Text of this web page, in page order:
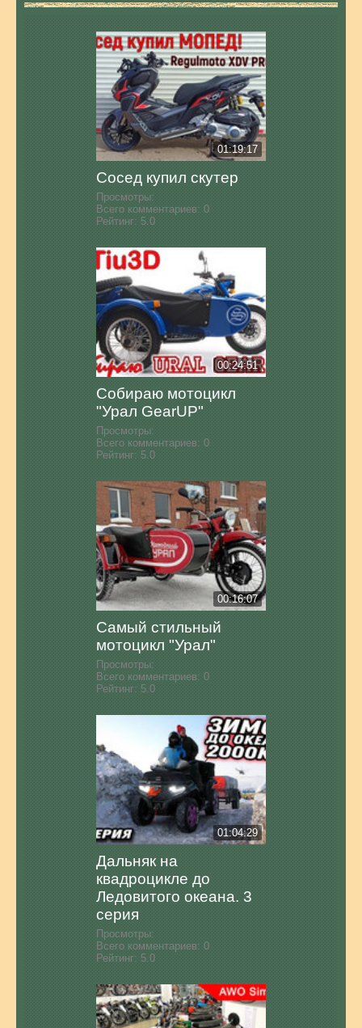
01:19:17
Сосед купил скутер
Просмотры:
Всего комментариев: 0
Рейтинг: 5.0
00:24:51
Собираю мотоцикл
"Урал GearUP"
Просмотры:
Всего комментариев: 0
Рейтинг: 5.0
00:16:07
Самый стильный
мотоцикл "Урал"
Просмотры:
Всего комментариев: 0
Рейтинг: 5.0
01:04:29
Дальняк на
квадроцикле до
Ледовитого океана. 3
серия
Просмотры:
Всего комментариев: 0
Рейтинг: 5.0